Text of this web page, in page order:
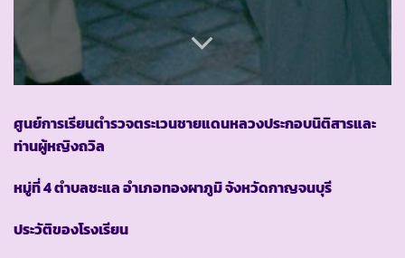
ศูนย์การเรียนตำรวจตระเวนชายแดนหลวงประกอบนิติสารและ
ท่านผู้หญิงถวิล
หมู่ที่ 4 ตำบลชะแล อำเภอทองผาภูมิ จังหวัดกาญจนบุรี
ประวัติของโรงเรียน